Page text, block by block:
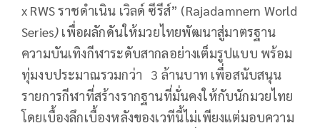
x RWSราชดำเนิน เวิลด์ ซีรีส์” (Rajadamnern World
Series) เพื่อผลักดันให้มวยไทยพัฒนาสู่มาตรฐาน
ความบันเทิงกีฬาระดับสากลอย่างเต็มรูปแบบ พร้อม
ทุ่มงบประมาณรวมกว่า
3 ล้านบาท เพื่อสนับสนุน
รายการกีฬาที่สร้างรากฐานที่มั่นคงให้กับนักมวยไทย
โดยเบื้องลึกเบื้องหลังของเวทีนี้ไม่เพียงแต่มอบความ